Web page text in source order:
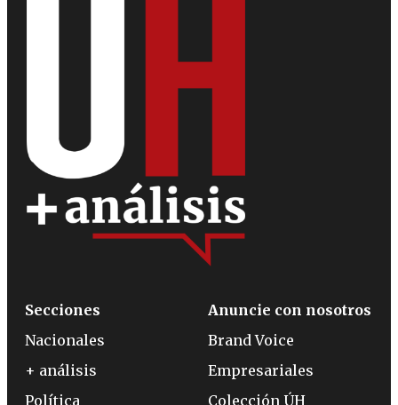
Secciones
Nacionales
+ análisis
Política
Anuncie con nosotros
Brand Voice
Empresariales
Colección ÚH